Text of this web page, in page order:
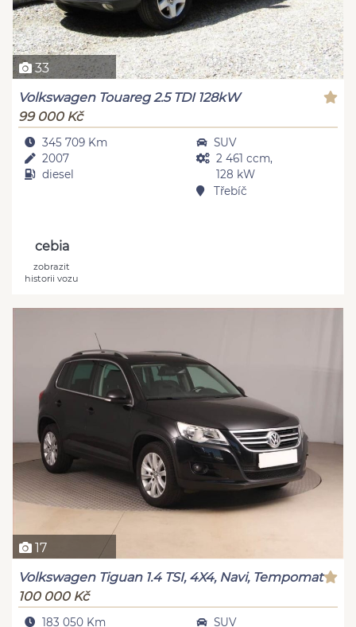
33
Volkswagen Touareg 2.5 TDI 128kW
99 000 Kč
345 709 Km
2007
diesel
SUV
2 461 ccm,
128 kW
Třebíč
cebia
zobrazit
historii vozu
17
Volkswagen Tiguan 1.4 TSI, 4X4, Navi, Tempomat
100 000 Kč
183 050 Km SUV